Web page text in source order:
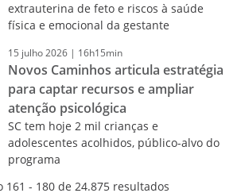
extrauterina de feto e riscos à saúde
física e emocional da gestante
15 julho2026 | 16h15min
Novos Caminhos articula estratégia
para captar recursos e ampliar
atenção psicológica
SC tem hoje 2 mil crianças e
adolescentes acolhidos, público-alvo do
programa
161 - 180 de 24.875 resultados